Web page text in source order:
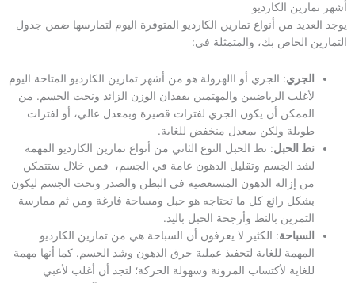
أشهر تمارين الكارديو
يوجد العديد من أنواع تمارين الكارديو المتوفرة اليوم لتمارسها ضمن جدول
التمارين الخاص بك، والمتمثلة في:
الجري: الجري أو االهرولة هو من أشهر تمارين الكارديو المتاحة اليوم
لأغلب الرياضيين والمهتمين بفقدان الوزن الزائد ونحت الجسم. من
الممكن أن يكون الجري لفترات قصيرة وبمعدل عالي، أو لفترات
طويلة ولكن بمعدل منخفض للغاية.
نط الحبل: نط الحبل النوع الثاني من أنواع تمارين الكارديو المهمة
لشد الجسم وتقليل الدهون عامة في الجسم، فمن خلال ستتمكن
من إزالة الدهون المستعصية في البطن والصدر ونحت الجسم ليكون
بشكل رائع كل ما تحتاجه هو حبل ومساحة فارغة ومن ثم ممارسة
التمرين بالنط وأرجحة الحبل باليد.
السباحة: الكثير لا يعرفون أن السباحة هي من تمارين الكارديو
المهمة للغاية لتحفيذ عملية حرق الدهون وشد الجسم. كما أنها مهمة
للغاية لأكتساب المرونة وسهولة الحركة؛ لتجد أن أغلب لأعبي